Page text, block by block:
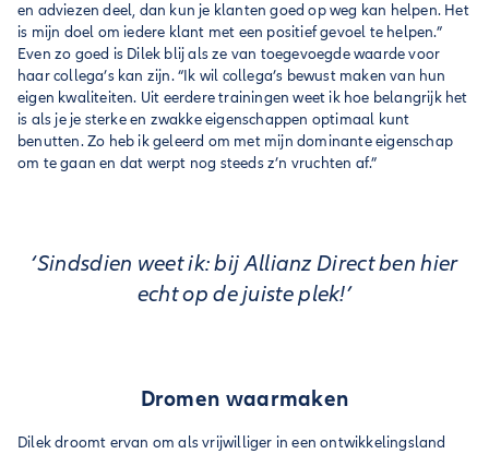
en adviezen deel, dan kun je klanten goed op weg kan helpen. Het
is mijn doel om iedere klant met een positief gevoel te helpen.”
Even zo goed is Dilek blij als ze van toegevoegde waarde voor
haar collega’s kan zijn. “Ik wil collega’s bewust maken van hun
eigen kwaliteiten. Uit eerdere trainingen weet ik hoe belangrijk het
is als je je sterke en zwakke eigenschappen optimaal kunt
benutten. Zo heb ik geleerd om met mijn dominante eigenschap
om te gaan en dat werpt nog steeds z’n vruchten af.”
‘Sindsdien weet ik: bij Allianz Direct ben hier
echt op de juiste plek!’
Dromen waarmaken
Dilek droomt ervan om als vrijwilliger in een ontwikkelingsland